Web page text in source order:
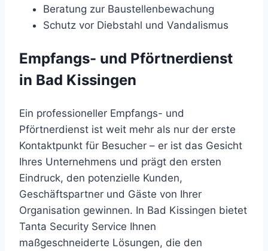
Beratung zur Baustellenbewachung
Schutz vor Diebstahl und Vandalismus
Empfangs- und Pförtnerdienst
in Bad Kissingen
Ein professioneller Empfangs- und
Pförtnerdienst ist weit mehr als nur der erste
Kontaktpunkt für Besucher – er ist das Gesicht
Ihres Unternehmens und prägt den ersten
Eindruck, den potenzielle Kunden,
Geschäftspartner und Gäste von Ihrer
Organisation gewinnen. In Bad Kissingen bietet
Tanta Security Service Ihnen
maßgeschneiderte Lösungen, die den